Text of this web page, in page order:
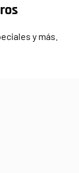
y más.